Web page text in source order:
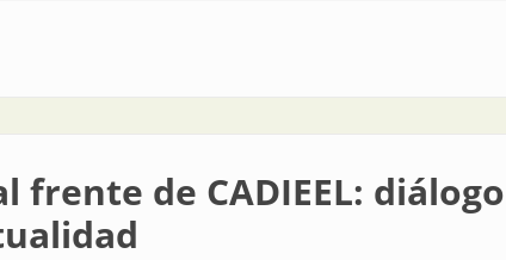
Argentina para la Promoción de la Seguridad Eléctrica
frente de CADIEEL: